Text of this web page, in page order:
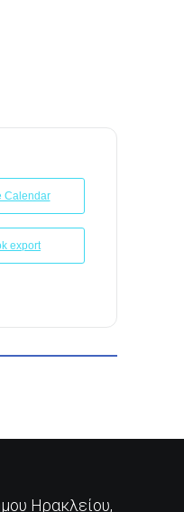
Calendar
export
Ηρακλείου,